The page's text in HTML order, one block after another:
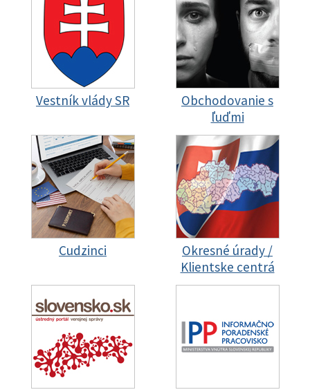
Vestník vlády SR
Obchodovanie s
ľuďmi
Cudzinci
Okresné úrady /
Klientske centrá